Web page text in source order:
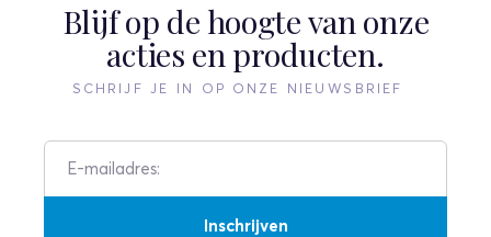
Blijf op de hoogte van onze
acties en producten.
SCHRIJF JE IN OP ONZE NIEUWSBRIEF
Inschrijven